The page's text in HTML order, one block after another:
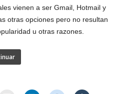
vienen a ser Gmail, Hotmail y
otras opciones pero no resultan
u otras razones.